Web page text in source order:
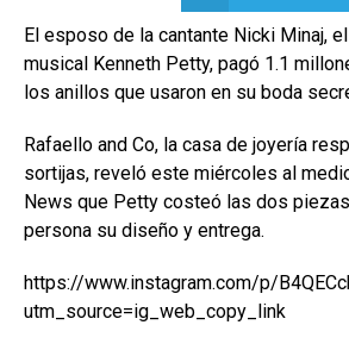
El esposo de la cantante Nicki Minaj,
musical Kenneth Petty, pagó 1.1
los anillos que usaron en su boda
Rafaello and Co, la casa de joyería
sortijas, reveló este miércoles al
News que Petty costeó las dos
persona su diseño y entrega.
https://www.instagram.com/p/
utm_source=ig_web_copy_link